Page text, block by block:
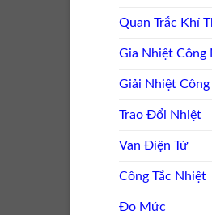
Quan Trắc Khí
Gia Nhiệt Công
Giải Nhiệt
Trao Đổi Nhiệt
Van Điện Từ
Công Tắc Nhiệt
Đo Mức